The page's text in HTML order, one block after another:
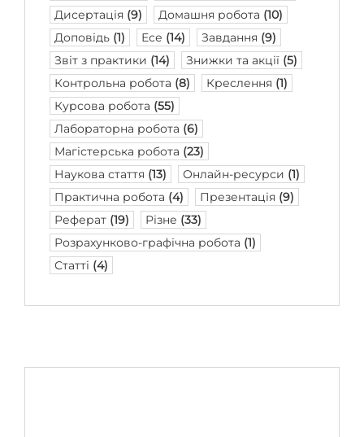
Дисертація (9) Домашня робота (10)
Доповідь (1) Есе (14) Завдання (9)
Звіт з практики (14) Знижки та акції (5)
Контрольна робота (8) Креслення (1)
Курсова робота (55)
Лабораторна робота (6)
Магістерська робота (23)
Наукова стаття (13) Онлайн-ресурси (1)
Практична робота (4) Презентація (9)
Реферат (19) Різне (33)
Розрахунково-графічна робота (1)
Статті (4)